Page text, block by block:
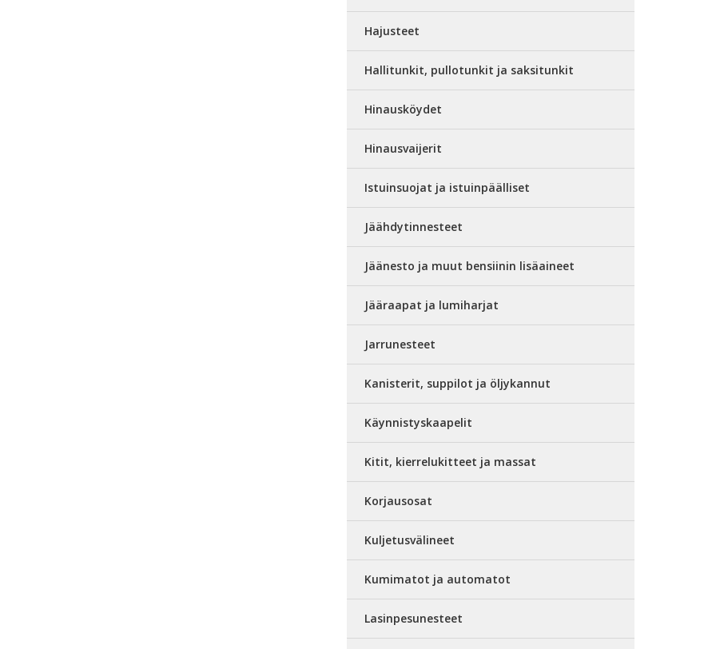
Hajusteet
Hallitunkit, pullotunkit ja saksitunkit
Hinausköydet
Hinausvaijerit
Istuinsuojat ja istuinpäälliset
Jäähdytinnesteet
Jäänesto ja muut bensiinin lisäaineet
Jääraapat ja lumiharjat
Jarrunesteet
Kanisterit, suppilot ja öljykannut
Käynnistyskaapelit
Kitit, kierrelukitteet ja massat
Korjausosat
Kuljetusvälineet
Kumimatot ja automatot
Lasinpesunesteet